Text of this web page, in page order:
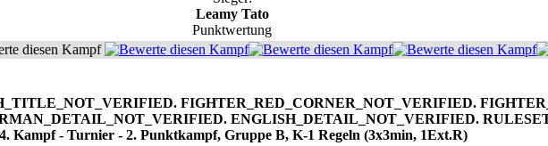
Leamy Tato
Punktwertung
diesen Kampf
4. Kampf - Turnier - 2. Punktkampf, Gruppe B, K-1 Regeln (3x3min, 1Ext.R)